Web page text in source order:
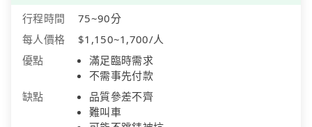
行程時間
75~90分
每人價格
$1,150~1,700/人
優點
滿足臨時需求
不需事先付款
缺點
品質參差不齊
難叫車